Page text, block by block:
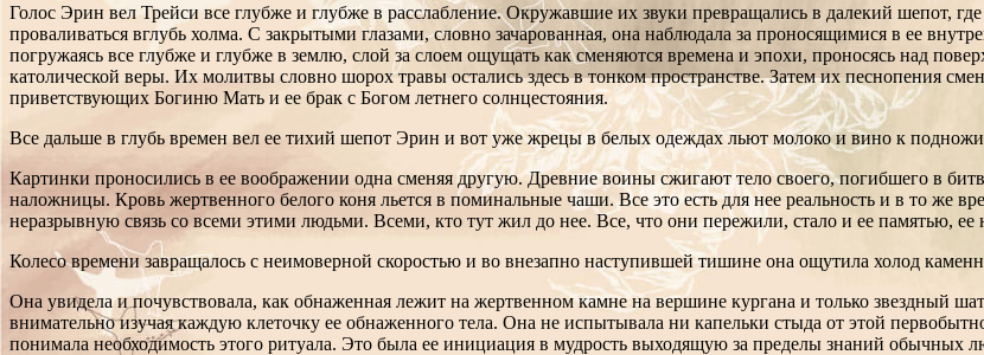
Голос Эрин вел Трейси все глубже и глубже в расслабление. Окружавшие их звуки превращались в далекий шепот,
проваливаться вглубь холма. С закрытыми глазами, словно зачарованная, она наблюдала за проносящимися в ее
погружаясь все глубже и глубже в землю, слой за слоем ощущать как сменяются времена и эпохи, проносясь над
католической веры. Их молитвы словно шорох травы остались здесь в тонком пространстве. Затем их песнопения
приветствующих Богиню Мать и ее брак с Богом летнего солнцестояния.
Все дальше в глубь времен вел ее тихий шепот Эрин и вот уже жрецы в белых одеждах льют молоко и вино к
Картинки проносились в ее воображении одна сменяя другую. Древние воины сжигают тело своего, погибшего в
наложницы. Кровь жертвенного белого коня льется в поминальные чаши. Все это есть для нее реальность и в то же
неразрывную связь со всеми этими людьми. Всеми, кто тут жил до нее. Все, что они пережили, стало и ее памятью,
Колесо времени завращалось с неимоверной скоростью и во внезапно наступившей тишине она ощутила холод
Она увидела и почувствовала, как обнаженная лежит на жертвенном камне на вершине кургана и только звездный
внимательно изучая каждую клеточку ее обнаженного тела. Она не испытывала ни капельки стыда от этой
понимала необходимость этого ритуала. Это была ее инициация в мудрость выходящую за пределы знаний обычных